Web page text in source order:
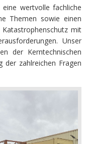
wertvolle fachliche
Themen sowie einen
Katastrophenschutz mit
Unser
der Kerntechnischen
der zahlreichen Fragen